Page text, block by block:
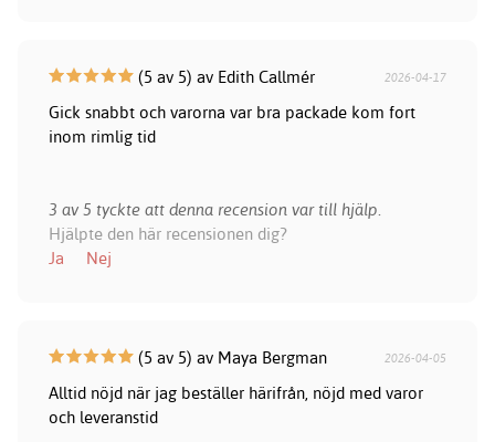
(5 av 5) av Edith Callmér 2026-04-17
Gick snabbt och varorna var bra packade kom fort
inom rimlig tid
3 av 5 tyckte att denna recension var till hjälp.
Hjälpte den här recensionen dig?
Ja
Nej
(5 av 5) av Maya Bergman 2026-04-05
Alltid nöjd när jag beställer härifrån, nöjd med varor
och leveranstid